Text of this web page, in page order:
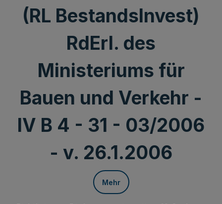
(RL BestandsInvest)
RdErl. des
Ministeriums für
Bauen und Verkehr -
IV B 4 - 31 - 03/2006
- v. 26.1.2006
Mehr